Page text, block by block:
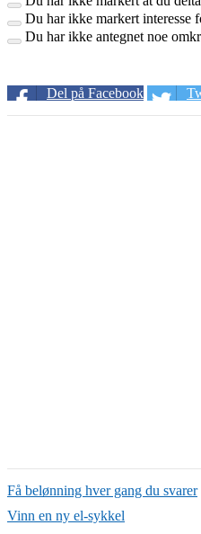
Du har ikke markert interesse
Du har ikke antegnet noe
Del på Facebook
Få belønning hver gang du svarer
Vinn en ny el-sykkel